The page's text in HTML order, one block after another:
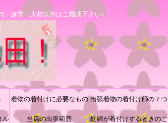
・諫早・大村以外はご相談下さい）
着物の着付けに必要なもの 出張着物の着付け師の７つ
道具と着付け小物の収納方
ル 当店の出張範囲 妊婦が着付けするときのご